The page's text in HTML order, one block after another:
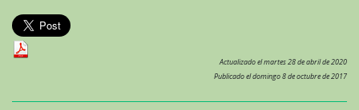
Actualizado el martes 28 de abril de 2020
Publicado el domingo 8 de octubre de 2017